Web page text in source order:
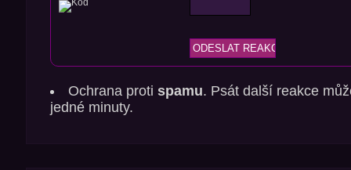
Ochrana protispamu. Psát další reakce
jedné minuty.